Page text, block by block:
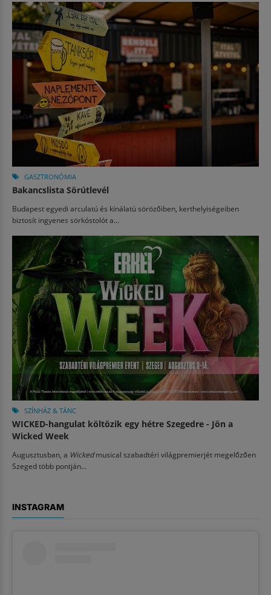
GASZTRONÓMIA
Bakancslista Sörútlevél
Budapest egyedi arculatú és kínálatú sörözőiben, kerthelyiségeiben
biztosít ingyenes sörkóstolót a...
SZÍNHÁZ & TÁNC
WICKED-hangulat költözik egy hétre Szegedre - Jön a
Wicked Week
Augusztusban, a Wickedmusical szabadtéri világpremierjét megelőzően
Szeged több pontján...
INSTAGRAM